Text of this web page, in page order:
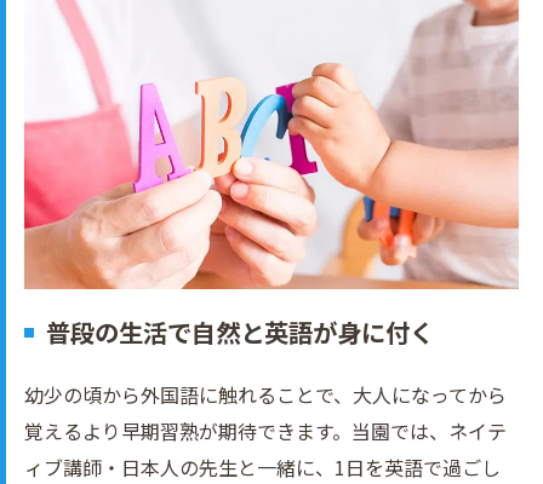
普段の生活で自然と英語が身に付く
幼少の頃から外国語に触れることで、大人になってから
覚えるより早期習熟が期待できます。当園では、ネイテ
ィブ講師・日本人の先生と一緒に、1日を英語で過ごし